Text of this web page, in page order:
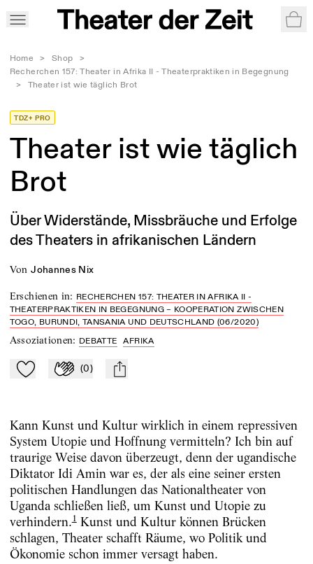
Home > Shop
>
Recherchen 157: Theater in Afrika II - Theaterpraktiken in Begegnung
>
Theater ist wie täglich Brot
TDZ+ PRO
Theater ist wie täglich
Brot
Über Widerstände, Missbräuche und Erfolge
des Theaters in afrikanischen Ländern
von Johannes Nix
Erschienen in: RECHERCHEN 157: THEATER IN AFRIKA II -
THEATERPRAKTIKEN IN BEGEGNUNG – KOOPERATION ZWISCHEN
TOGO, BURUNDI, TANSANIA UND DEUTSCHLAND (06/2020)
Assoziationen: DEBATTE AFRIKA
Zu Mein-TdZ hinzufügen
Applaudieren
(0) mail
Kann Kunst und Kultur wirklich in einem repressiven
System Utopie und Hoffnung vermitteln? Ich bin auf
traurige Weise davon überzeugt, denn der ugandische
Diktator Idi Amin war es, der als eine seiner ersten
politischen Handlungen das Nationaltheater von
Uganda schließen ließ, um Kunst und Utopie zu
verhindern.1Kunst und Kultur können Brücken
schlagen, Theater schafft Räume, wo Politik und
Ökonomie schon immer versagt haben.